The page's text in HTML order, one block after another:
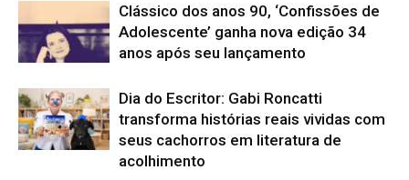
Clássico dos anos 90, ‘Confissões de
Adolescente’ ganha nova edição 34
anos após seu lançamento
Dia do Escritor: Gabi Roncatti
transforma histórias reais vividas com
seus cachorros em literatura de
acolhimento